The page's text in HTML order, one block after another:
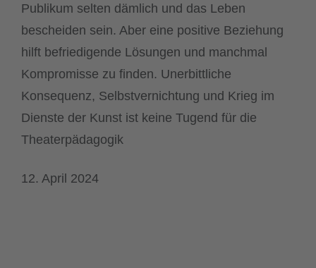
Publikum selten dämlich und das Leben
bescheiden sein. Aber eine positive Beziehung
hilft befriedigende Lösungen und manchmal
Kompromisse zu finden. Unerbittliche
Konsequenz, Selbstvernichtung und Krieg im
Dienste der Kunst ist keine Tugend für die
Theaterpädagogik
12. April 2024